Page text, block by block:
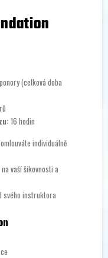
(celková doba
16 hodin
individuálně
vaší šikovnosti a
svého instruktora